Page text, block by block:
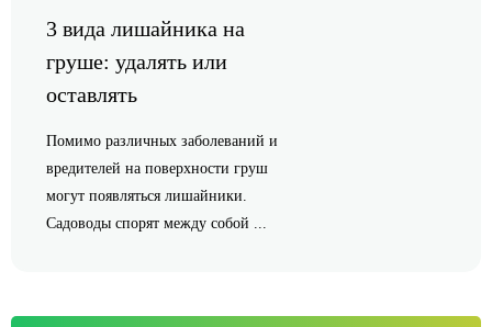
3 вида лишайника на
груше: удалять или
оставлять
Помимо различных заболеваний и
вредителей на поверхности груш
могут появляться лишайники.
Садоводы спорят между собой ...